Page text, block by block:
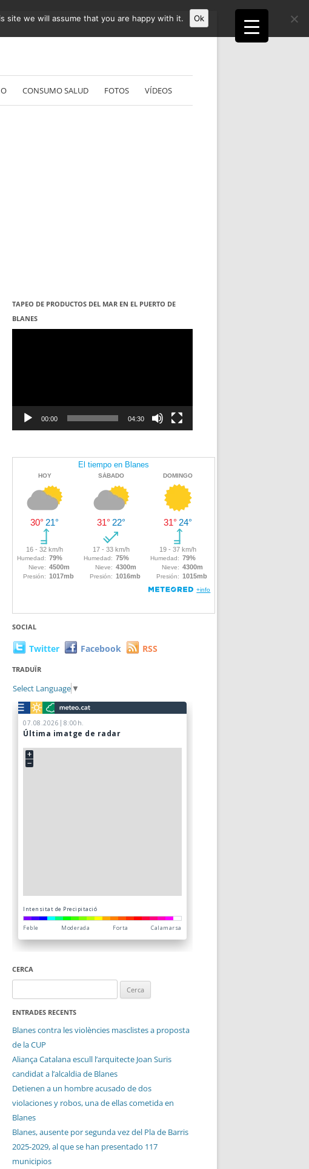
CONSUMO SALUD FOTOS VÍDEOS
TAPEO DE PRODUCTOS DEL MAR EN EL PUERTO DE
BLANES
Reproductor
00:00 04:30
SOCIAL
Twitter Facebook RSS
TRADUÏR
Select Language ▼
CERCA
ENTRADES RECENTS
Blanes contra les violències masclistes a proposta
de la CUP
Aliança Catalana escull l’arquitecte Joan Suris
candidat a l’alcaldia de Blanes
Detienen a un hombre acusado de dos
violaciones y robos, una de ellas cometida en
Blanes
Blanes, ausente por segunda vez del Pla de Barris
2025-2029, al que se han presentado 117
municipios
site we will assume that you are happy with it. Ok